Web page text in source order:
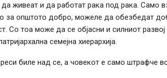
живеат и да работат рака под рака. Само
за општото добро, можеле да обезбедат
Со тоа може да се објасни и силниот
семејна хиерархија.
биле над се, а човекот е само штрафче